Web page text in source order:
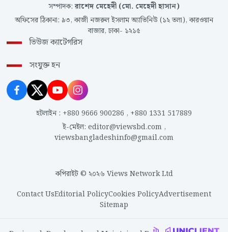
সম্পাদক:রাশেদ মেহেদী (মো. মেহেদী হাসান)
অফিসের ঠিকানা: ৯৩, কাজী নজরুল ইসলাম অ্যাভিনিউ (১২ তলা), কারওয়ান
বাজার, ঢাকা- ১২১৫
ভিউজ ক্যাটেগরিস
সংযুক্ত হন
হটলাইন : +880 9666 900286 , +880 1331 517889
ই-মেইল: editor@viewsbd.com,
viewsbangladeshinfo@gmail.com
কপিরাইট © ২০২৬ Views Network Ltd
Contact UsEditorial PolicyCookies PolicyAdvertisement
Sitemap